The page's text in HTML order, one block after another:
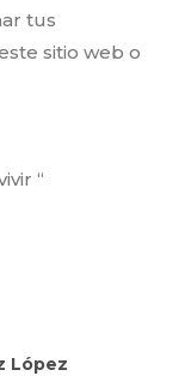
tus
sitio web o
“
López